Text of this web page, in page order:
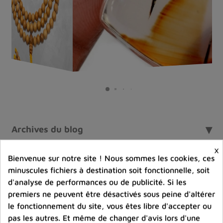
Derbyshire Spar, est une variété de fluorite,un
minéral de la famille des halogénures. Ce minéral est
célèbre pour ses magnifiques motifs et ses couleurs
uniques, qui peuvent varier du bleu profond au violet, au
jaune et au blanc, souvent combinés dans des motifs
tourbillonnants et zonés.
Archives du blog
Veuillez nous excuser pour le désagrément.
Effectuez une nouvelle recherche
×
Bienvenue sur notre site ! Nous sommes les cookies, ces
minuscules fichiers à destination soit fonctionnelle, soit
d'analyse de performances ou de publicité. Si les
premiers ne peuvent être désactivés sous peine d'altérer
le fonctionnement du site, vous êtes libre d'accepter ou
pas les autres. Et même de changer d'avis lors d'une